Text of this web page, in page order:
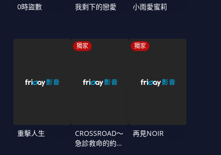
0時盜數 我剩下的戀愛 小雨愛蜜莉
重擊人生
獨家
CROSSROAD～
急診救命的約定
獨家
再見NOIR